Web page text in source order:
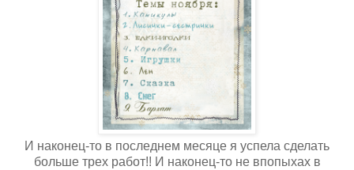
И наконец-то в последнем месяце я успела сделать
больше трех работ!! И наконец-то не впопыхах в